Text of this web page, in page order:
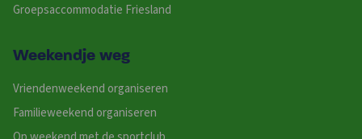
Groepsaccommodatie Friesland
Weekendje weg
Vriendenweekend organiseren
Familieweekend organiseren